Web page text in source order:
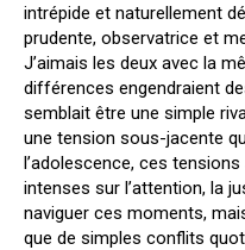
intrépide et naturellement
prudente, observatrice et
J’aimais les deux avec la
différences engendraient
semblait être une simple
une tension sous-jacente
l’adolescence, ces
intenses sur l’attention, la
naviguer ces moments,
que de simples conflits